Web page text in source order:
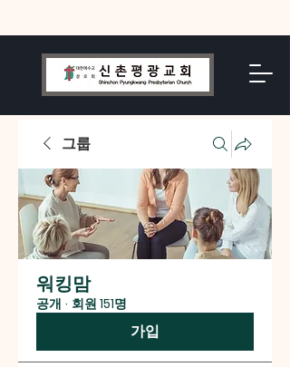
그룹
워킹맘
공개 · 회원 151명
가입